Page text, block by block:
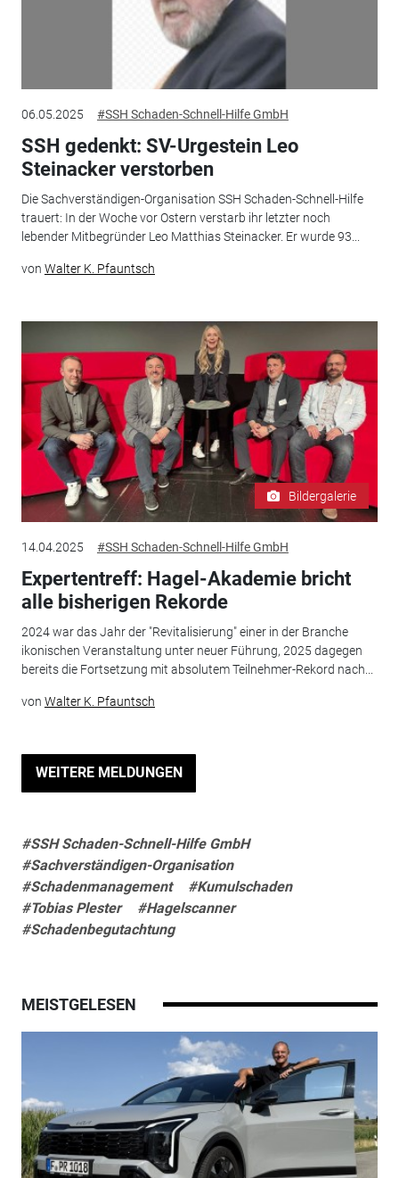
06.05.2025 #SSH Schaden-Schnell-Hilfe GmbH
SSH gedenkt: SV-Urgestein Leo
Steinacker verstorben
Die Sachverständigen-Organisation SSH Schaden-Schnell-Hilfe
trauert: In der Woche vor Ostern verstarb ihr letzter noch
lebender Mitbegründer Leo Matthias Steinacker. Er wurde 93...
von Walter K. Pfauntsch
Bildergalerie
14.04.2025 #SSH Schaden-Schnell-Hilfe GmbH
Expertentreff: Hagel-Akademie bricht
alle bisherigen Rekorde
2024 war das Jahr der "Revitalisierung" einer in der Branche
ikonischen Veranstaltung unter neuer Führung, 2025 dagegen
bereits die Fortsetzung mit absolutem Teilnehmer-Rekord nach...
von Walter K. Pfauntsch
WEITERE MELDUNGEN
#SSH Schaden-Schnell-Hilfe GmbH
#Sachverständigen-Organisation
#Schadenmanagement
#Kumulschaden
#Tobias Plester
#Hagelscanner
#Schadenbegutachtung
MEISTGELESEN